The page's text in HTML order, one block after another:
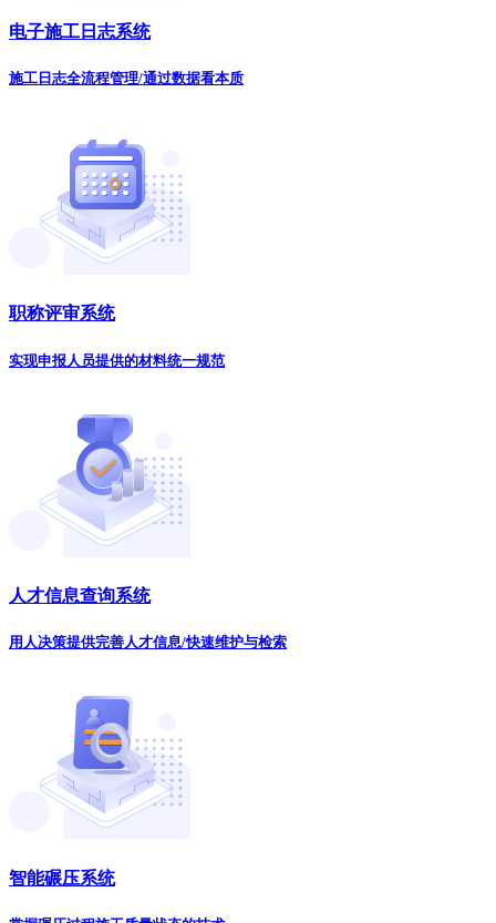
电子施工日志系统
施工日志全流程管理/通过数据看本质
职称评审系统
实现申报人员提供的材料统一规范
人才信息查询系统
用人决策提供完善人才信息/快速维护与检索
智能碾压系统